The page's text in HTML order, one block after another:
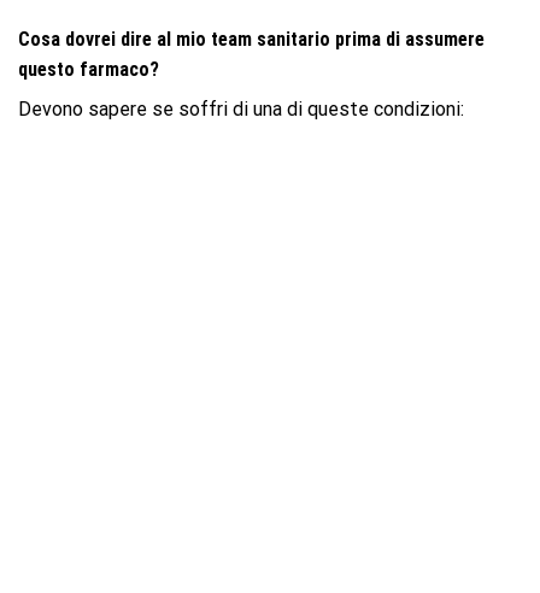
Cosa dovrei dire al mio team sanitario prima di assumere
questo farmaco?
Devono sapere se soffri di una di queste condizioni: